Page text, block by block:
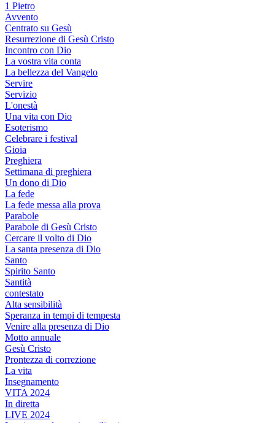
1 Pietro
Avvento
Centrato su Gesù
Resurrezione di Gesù Cristo
Incontro con Dio
La vostra vita conta
La bellezza del Vangelo
Servire
Servizio
L'onestà
Una vita con Dio
Esoterismo
Celebrare i festival
Gioia
Preghiera
Settimana di preghiera
Un dono di Dio
La fede
La fede messa alla prova
Parabole
Parabole di Gesù Cristo
Cercare il volto di Dio
La santa presenza di Dio
Santo
Spirito Santo
Santità
contestato
Alta sensibilità
Speranza in tempi di tempesta
Venire alla presenza di Dio
Motto annuale
Gesù Cristo
Prontezza di correzione
La vita
Insegnamento
VITA 2024
In diretta
LIVE 2024